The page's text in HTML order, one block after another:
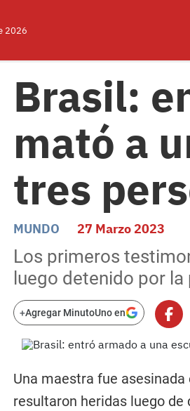
2026
Brasil:
mató a
tres
MUNDO 27 Marzo 2023
Los primeros
luego detenido por
+Agregar MinutoUno en
Una maestra fue
resultaron heridas luego de